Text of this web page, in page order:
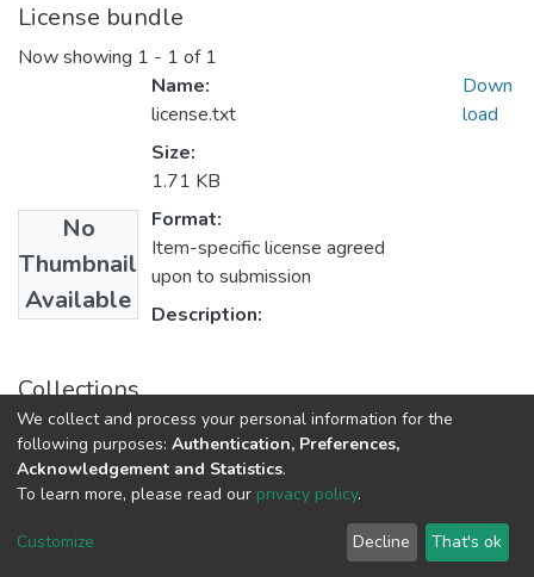
License bundle
Now showing 1 - 1 of 1
No
Thumbnail
Available
Name:
license.txt
Size:
1.71 KB
Format:
Item-specific license agreed
upon to submission
Description:
Down
load
Collections
2025 год Выпуск 17.
DSpace software copyright © 2002-2026
Cookie
End User
Agreement
Send
Feedback
We collect and process your personal information for the
following purposes: Authentication, Preferences,
Acknowledgement and Statistics.
To learn more, please read our privacy policy.
Customize Decline That's ok